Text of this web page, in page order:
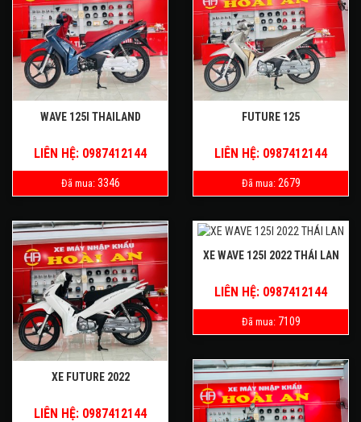
WAVE 125I THAILAND
LIÊN HỆ: 0987412144
Đã mua: 3346
FUTURE 125
LIÊN HỆ: 0987412144
Đã mua: 2679
XE FUTURE 2022
LIÊN HỆ: 0987412144
XE WAVE 125I 2022 THÁI LAN
LIÊN HỆ: 0987412144
Đã mua: 7109